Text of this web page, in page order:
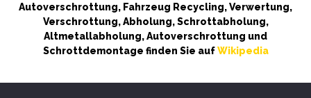
Autoverschrottung, Fahrzeug Recycling, Verwertung,
Verschrottung, Abholung, Schrottabholung,
Altmetallabholung, Autoverschrottung und
Schrottdemontage finden Sie aufWikipedia